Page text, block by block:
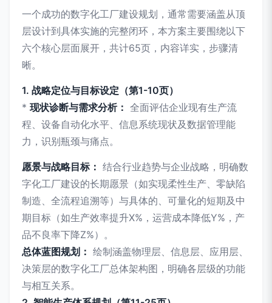
一个成功的数字化工厂建设规划，通常需要涵盖从顶
层设计到具体实施的完整闭环，本方案主要围绕以下
六个核心层面展开，共计65页，内容详实，步骤清
晰。
1. 战略定位与目标设定（第1-10页）
* 现状诊断与需求分析： 全面评估企业现有生产流
程、设备自动化水平、信息系统现状及数据管理能
力，识别瓶颈与痛点。
愿景与战略目标： 结合行业趋势与企业战略，明确数
字化工厂建设的长期愿景（如实现柔性生产、零缺陷
制造、全流程追溯等）与具体的、可量化的短期及中
期目标（如生产效率提升X%，运营成本降低Y%，产
品不良率下降Z%）。
总体蓝图规划： 绘制涵盖物理层、信息层、应用层、
决策层的数字化工厂总体架构图，明确各层级的功能
与相互关系。